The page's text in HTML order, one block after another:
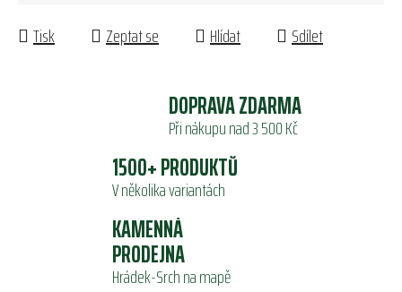
Tisk Zeptat se Hlídat Sdílet
DOPRAVA ZDARMA
Při nákupu nad 3 500 Kč
1500+ PRODUKTŮ
V několika variantách
KAMENNÁ
PRODEJNA
Hrádek-Srch na mapě